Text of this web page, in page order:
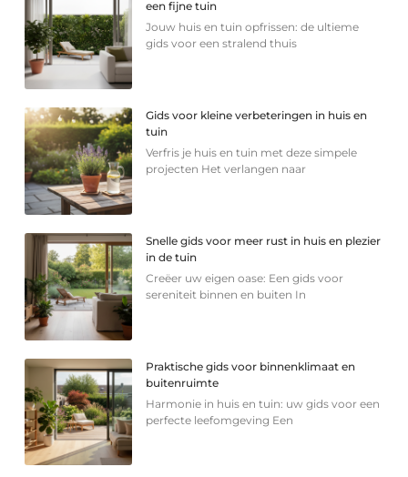
een fijne tuin
Jouw huis en tuin opfrissen: de ultieme
gids voor een stralend thuis
Gids voor kleine verbeteringen in huis en
tuin
Verfris je huis en tuin met deze simpele
projecten Het verlangen naar
Snelle gids voor meer rust in huis en plezier
in de tuin
Creëer uw eigen oase: Een gids voor
sereniteit binnen en buiten In
Praktische gids voor binnenklimaat en
buitenruimte
Harmonie in huis en tuin: uw gids voor een
perfecte leefomgeving Een